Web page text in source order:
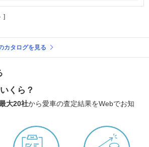
]
カタログを見る
くら？
大20社から愛車の査定結果をWebでお知